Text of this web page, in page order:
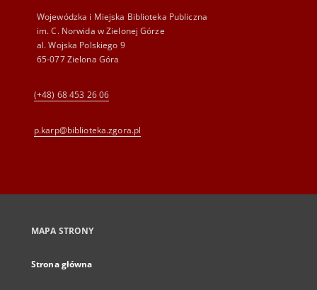
Wojewódzka i Miejska Biblioteka Publiczna
im. C. Norwida w Zielonej Górze
al. Wojska Polskiego 9
65-077 Zielona Góra
(+48) 68 453 26 06
p.karp@biblioteka.zgora.pl
MAPA STRONY
Strona główna